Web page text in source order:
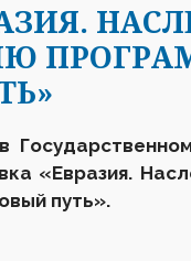
«Евразия.
путь».